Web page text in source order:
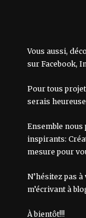
Vous aussi,
sur Facebook,
Pour tous
serais
Ensemble
inspirants:
mesure pour
N’hésitez pas
m’écrivant à
À bientôt!!!